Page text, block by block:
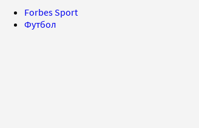
Forbes Sport
Футбол